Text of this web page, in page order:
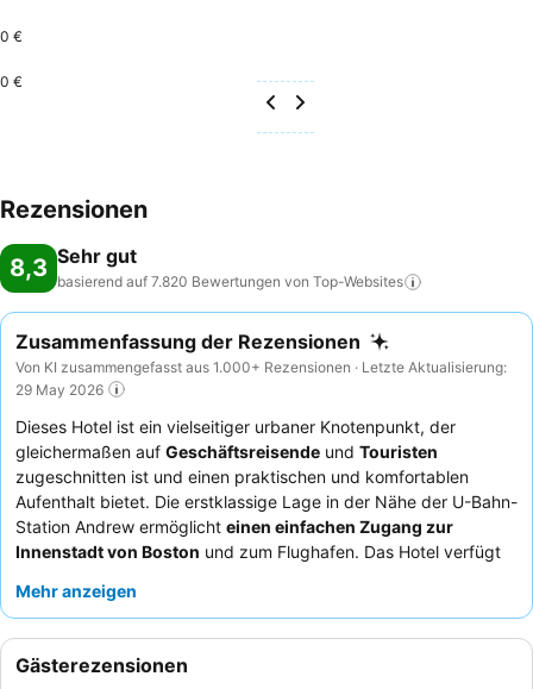
0 €
0 €
Rezensionen
8,3 Sehr gut
basierend auf 7.820 Bewertungen von Top-Websites
Zusammenfassung der Rezensionen
Von KI zusammengefasst aus 1.000+ Rezensionen · Letzte Aktualisierung:
29 May 2026
Dieses Hotel ist ein vielseitiger urbaner Knotenpunkt, der
gleichermaßen auf Geschäftsreisende und Touristen
zugeschnitten ist und einen praktischen und komfortablen
Aufenthalt bietet. Die erstklassige Lage in der Nähe der U-Bahn-
Station Andrew ermöglicht einen einfachen Zugang zur
Innenstadt von Boston und zum Flughafen. Das Hotel verfügt
praktischenLobby-Shop
ausgezeichneten, vielfältigen
ruhigeres Erlebnis sollten Gäste ein Zimmer anfordern, das nicht
Mehr anzeigen
Gästerezensionen